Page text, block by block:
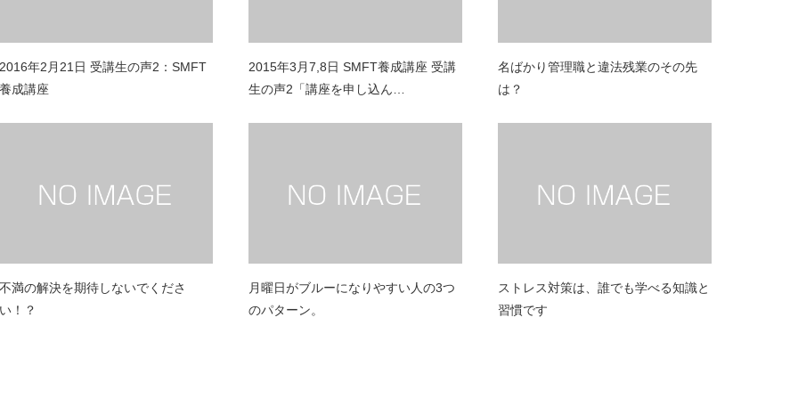
2016年2月21日 受講生の声2：SMFT
養成講座
2015年3月7,8日 SMFT養成講座 受講
生の声2「講座を申し込ん…
名ばかり管理職と違法残業のその先
は？
不満の解決を期待しないでくださ
い！？
月曜日がブルーになりやすい人の3つ
のパターン。
ストレス対策は、誰でも学べる知識と
習慣です